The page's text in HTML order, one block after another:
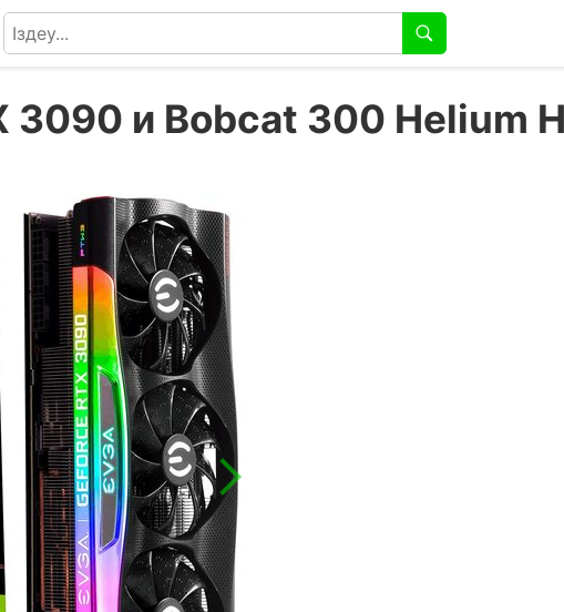
3090 и Bobcat 300 Helium